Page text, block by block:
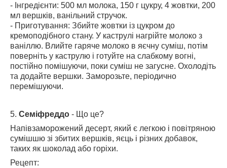
- Інгредієнти: 500 мл молока, 150 г цукру, 4 жовтки, 200
мл вершків, ванільний стручок.
- Приготування: Збийте жовтки із цукром до
кремоподібного стану. У каструлі нагрійте молоко з
ваніллю. Влийте гаряче молоко в яєчну суміш, потім
поверніть у каструлю і готуйте на слабкому вогні,
постійно помішуючи, поки суміш не загусне. Охолодіть
та додайте вершки. Заморозьте, періодично
перемішуючи.
5. Семіфреддо - Що це?
Напівзаморожений десерт, який є легкою і повітряною
сумішшю зі збитих вершків, яєць і різних добавок,
таких як шоколад або горіхи.
Рецепт: